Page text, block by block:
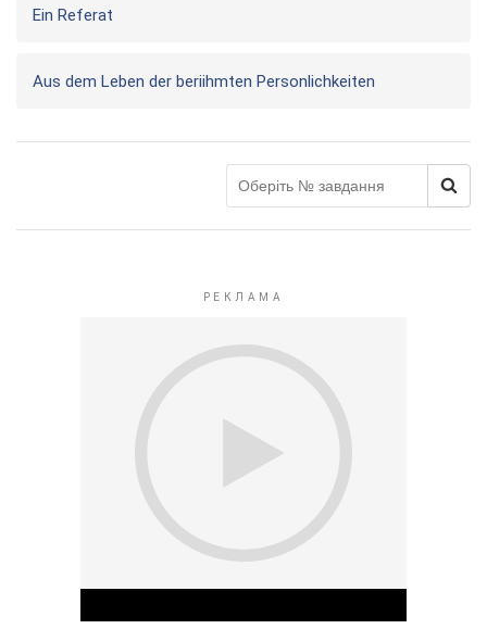
Ein Referat
Aus dem Leben der beriihmten Personlichkeiten